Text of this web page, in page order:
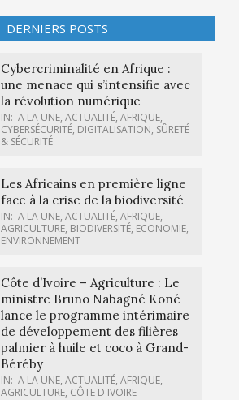
DERNIERS POSTS
Cybercriminalité en Afrique :
une menace qui s’intensifie avec
la révolution numérique
IN: A LA UNE, ACTUALITÉ, AFRIQUE,
CYBERSÉCURITÉ, DIGITALISATION, SÛRETÉ
& SÉCURITÉ
Les Africains en première ligne
face à la crise de la biodiversité
IN: A LA UNE, ACTUALITÉ, AFRIQUE,
AGRICULTURE, BIODIVERSITÉ, ECONOMIE,
ENVIRONNEMENT
Côte d’Ivoire – Agriculture : Le
ministre Bruno Nabagné Koné
lance le programme intérimaire
de développement des filières
palmier à huile et coco à Grand-
Béréby
IN: A LA UNE, ACTUALITÉ, AFRIQUE,
AGRICULTURE, CÔTE D'IVOIRE